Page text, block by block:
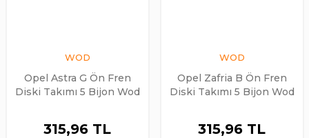
WOD
Opel Astra G Ön Fren
Diski Takımı 5 Bijon Wod
315,96 TL
WOD
Opel Zafria B Ön Fren
Diski Takımı 5 Bijon Wod
315,96 TL